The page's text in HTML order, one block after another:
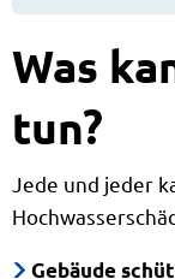
Was
tun?
Jede und jeder
Gebäude